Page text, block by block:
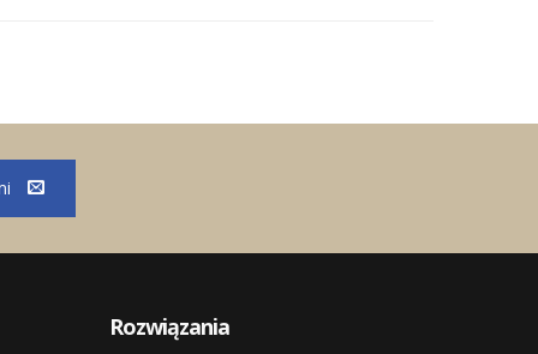
Rozwiązania